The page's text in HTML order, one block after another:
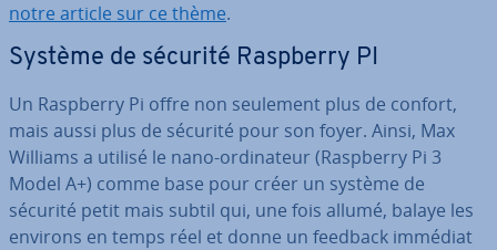
notre article sur ce thème.
Système de sécurité Raspberry PI
Un Raspberry Pi offre non seulement plus de confort,
mais aussi plus de sécurité pour son foyer. Ainsi, Max
Williams a utilisé le nano-or­di­na­teur (Raspberry Pi 3
Model A+) comme base pour créer un système de
sécurité petit mais subtil qui, une fois allumé, balaye les
environs en temps réel et donne un feedback immédiat